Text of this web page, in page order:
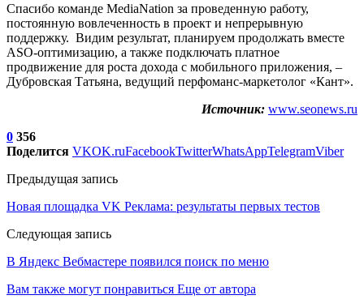
Спасибо команде MediaNation за проведенную работу,
постоянную вовлеченность в проект и непрерывную
поддержку. Видим результат, планируем продолжать вместе
ASO-оптимизацию, а также подключать платное
продвижение для роста дохода с мобильного приложения‎, –
Дубровская Татьяна, ведущий перфоманс-маркетолог «Кант».
Источник: www.seonews.ru
0 356
Поделится VKOK.ruFacebookTwitterWhatsAppTelegramViber
Предыдущая запись
Новая площадка VK Реклама: результаты первых тестов
Следующая запись
В Яндекс Вебмастере появился поиск по меню
Вам также могут понравиться Еще от автора